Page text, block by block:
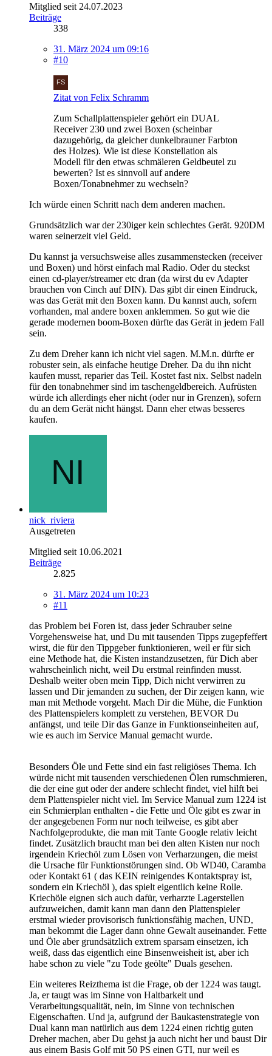
Mitglied seit 24.07.2023
Beiträge
338
31. März 2024 um 09:16
#10
Zitat von Felix Schramm
Zum Schallplattenspieler gehört ein DUAL
Receiver 230 und zwei Boxen (scheinbar
dazugehörig, da gleicher dunkelbrauner Farbton
des Holzes). Wie ist diese Konstellation als
Modell für den etwas schmäleren Geldbeutel zu
bewerten? Ist es sinnvoll auf andere
Boxen/Tonabnehmer zu wechseln?
Ich würde einen Schritt nach dem anderen machen.
Grundsätzlich war der 230iger kein schlechtes Gerät. 920DM
waren seinerzeit viel Geld.
Du kannst ja versuchsweise alles zusammenstecken (receiver
und Boxen) und hörst einfach mal Radio. Oder du steckst
einen cd-player/streamer etc dran (da wirst du ev Adapter
brauchen von Cinch auf DIN). Das gibt dir einen Eindruck,
was das Gerät mit den Boxen kann. Du kannst auch, sofern
vorhanden, mal andere boxen anklemmen. So gut wie die
gerade modernen boom-Boxen dürfte das Gerät in jedem Fall
sein.
Zu dem Dreher kann ich nicht viel sagen. M.M.n. dürfte er
robuster sein, als einfache heutige Dreher. Da du ihn nicht
kaufen musst, reparier das Teil. Kostet fast nix. Selbst nadeln
für den tonabnehmer sind im taschengeldbereich. Aufrüsten
würde ich allerdings eher nicht (oder nur in Grenzen), sofern
du an dem Gerät nicht hängst. Dann eher etwas besseres
kaufen.
nick_riviera
Ausgetreten
Mitglied seit 10.06.2021
Beiträge
2.825
31. März 2024 um 10:23
#11
das Problem bei Foren ist, dass jeder Schrauber seine
Vorgehensweise hat, und Du mit tausenden Tipps zugepfeffert
wirst, die für den Tippgeber funktionieren, weil er für sich
eine Methode hat, die Kisten instandzusetzen, für Dich aber
wahrscheinlich nicht, weil Du erstmal reinfinden musst.
Deshalb weiter oben mein Tipp, Dich nicht verwirren zu
lassen und Dir jemanden zu suchen, der Dir zeigen kann, wie
man mit Methode vorgeht. Mach Dir die Mühe, die Funktion
des Plattenspielers komplett zu verstehen, BEVOR Du
anfängst, und teile Dir das Ganze in Funktionseinheiten auf,
wie es auch im Service Manual gemacht wurde.
Besonders Öle und Fette sind ein fast religiöses Thema. Ich
würde nicht mit tausenden verschiedenen Ölen rumschmieren,
die der eine gut oder der andere schlecht findet, viel hilft bei
dem Plattenspieler nicht viel. Im Service Manual zum 1224 ist
ein Schmierplan enthalten - die Fette und Öle gibt es zwar in
der angegebenen Form nur noch teilweise, es gibt aber
Nachfolgeprodukte, die man mit Tante Google relativ leicht
findet. Zusätzlich braucht man bei den alten Kisten nur noch
irgendein Kriechöl zum Lösen von Verharzungen, die meist
die Ursache für Funktionstörungen sind. Ob WD40, Caramba
oder Kontakt 61 ( das KEIN reinigendes Kontaktspray ist,
sondern ein Kriechöl ), das spielt eigentlich keine Rolle.
Kriechöle eignen sich auch dafür, verharzte Lagerstellen
aufzuweichen, damit kann man dann den Plattenspieler
erstmal wieder provisorisch funktionsfähig machen, UND,
man bekommt die Lager dann ohne Gewalt auseinander. Fette
und Öle aber grundsätzlich extrem sparsam einsetzen, ich
weiß, dass das eigentlich eine Binsenweisheit ist, aber ich
habe schon zu viele "zu Tode geölte" Duals gesehen.
Ein weiteres Reizthema ist die Frage, ob der 1224 was taugt.
Ja, er taugt was im Sinne von Haltbarkeit und
Verarbeitungsqualität, nein, im Sinne von technischen
Eigenschaften. Und ja, aufgrund der Baukastenstrategie von
Dual kann man natürlich aus dem 1224 einen richtig guten
Dreher machen, aber Du gehst ja auch nicht her und baust Dir
aus einem Basis Golf mit 50 PS einen GTI, nur weil es